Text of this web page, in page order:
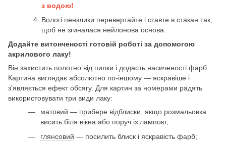
з водою!
Вологі пензлики перевертайте і ставте в стакан так,
щоб не згиналася нейлонова основа.
Додайте витонченості готовій роботі за допомогою
акрилового лаку!
Він захистить полотно від пилки і додасть насиченості фарб.
Картина виглядає абсолютно по-іншому — яскравіше і
з'являється ефект обсягу. Для картин за номерами радять
використовувати три види лаку:
матовий — прибере відблиски, якщо розмальовка
висить біля вікна або поруч із лампою;
глянсовий — посилить блиск і яскравість фарб;